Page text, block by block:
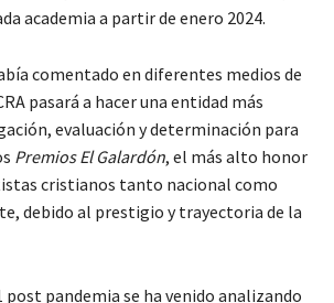
academia a partir de enero 2024.
comentado en diferentes medios de
pasará a hacer una entidad más
evaluación y determinación para
Premios El Galardón, el más alto honor
cristianos tanto nacional como
debido al prestigio y trayectoria de la
post pandemia se ha venido analizando